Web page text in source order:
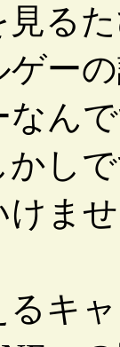
る
ゲー
ん
しで
ま
キ